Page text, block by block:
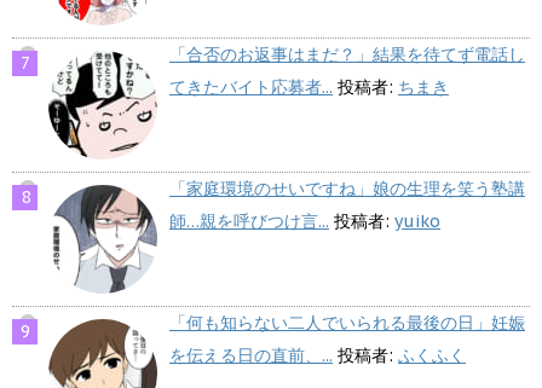
「合否のお返事はまだ？」結果を待てず電話し
てきたバイト応募者... 投稿者: ちまき
「家庭環境のせいですね」娘の生理を笑う塾講
師…親を呼びつけ言... 投稿者: yuiko
「何も知らない二人でいられる最後の日」妊娠
を伝える日の直前、... 投稿者: ふくふく